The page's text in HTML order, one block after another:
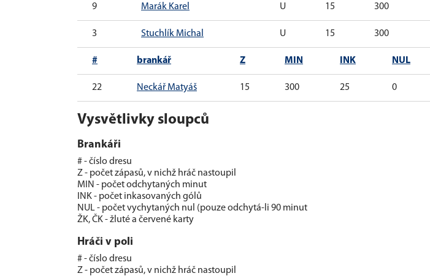
9 Marák Karel U 15 300
3 Stuchlík Michal U 15 300
# brankář Z MIN INK NUL
22 Neckář Matyáš 15 300 25 0
Vysvětlivky sloupců
Brankáři
# - číslo dresu
Z - počet zápasů, v nichž hráč nastoupil
MIN - počet odchytaných minut
INK - počet inkasovaných gólů
NUL - počet vychytaných nul (pouze odchytá-li 90 minut
ŽK, ČK - žluté a červené karty
Hráči v poli
# - číslo dresu
Z - počet zápasů, v nichž hráč nastoupil